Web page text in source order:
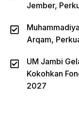
Jember,
Arqam,
UM Jambi
Kokohkan
2027